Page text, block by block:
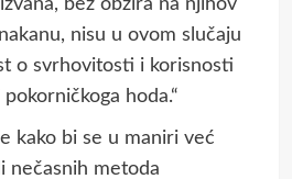
bez obzira na njihov
nisu u ovom slučaju
o svrhovitosti i korisnosti
hoda.“
kako bi se u maniri već
nečasnih metoda